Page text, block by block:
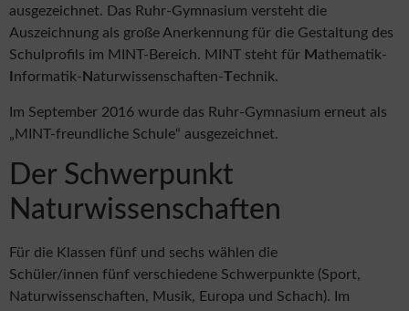
ausgezeichnet. Das Ruhr-Gymnasium versteht die
Auszeichnung als große Anerkennung für die Gestaltung des
Schulprofils im MINT-Bereich. MINT steht für Mathematik-
nformatik- Naturwissenschaften-Technik.
Im September 2016 wurde das Ruhr-Gymnasium erneut als
„MINT-freundliche Schule“ ausgezeichnet.
Der Schwerpunkt
Naturwissenschaften
Für die Klassen fünf und sechs wählen die
Schüler/innen fünf verschiedene Schwerpunkte (Sport,
Naturwissenschaften, Musik, Europa und Schach). Im